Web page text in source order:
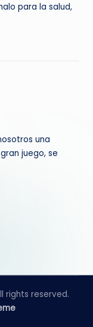
para la salud,
una
juego, se
rights reserved.